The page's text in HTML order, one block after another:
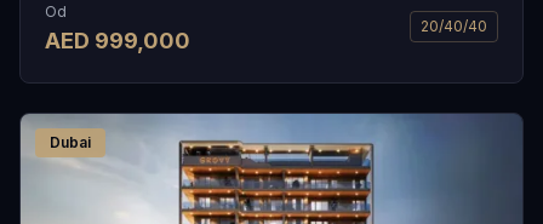
Od
AED 999,000
20/40/40
Dubai